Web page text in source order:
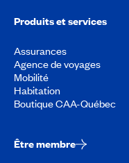
Produits et services
Assurances
Agence de voyages
Mobilité
Habitation
Boutique CAA-Québec
Être membre